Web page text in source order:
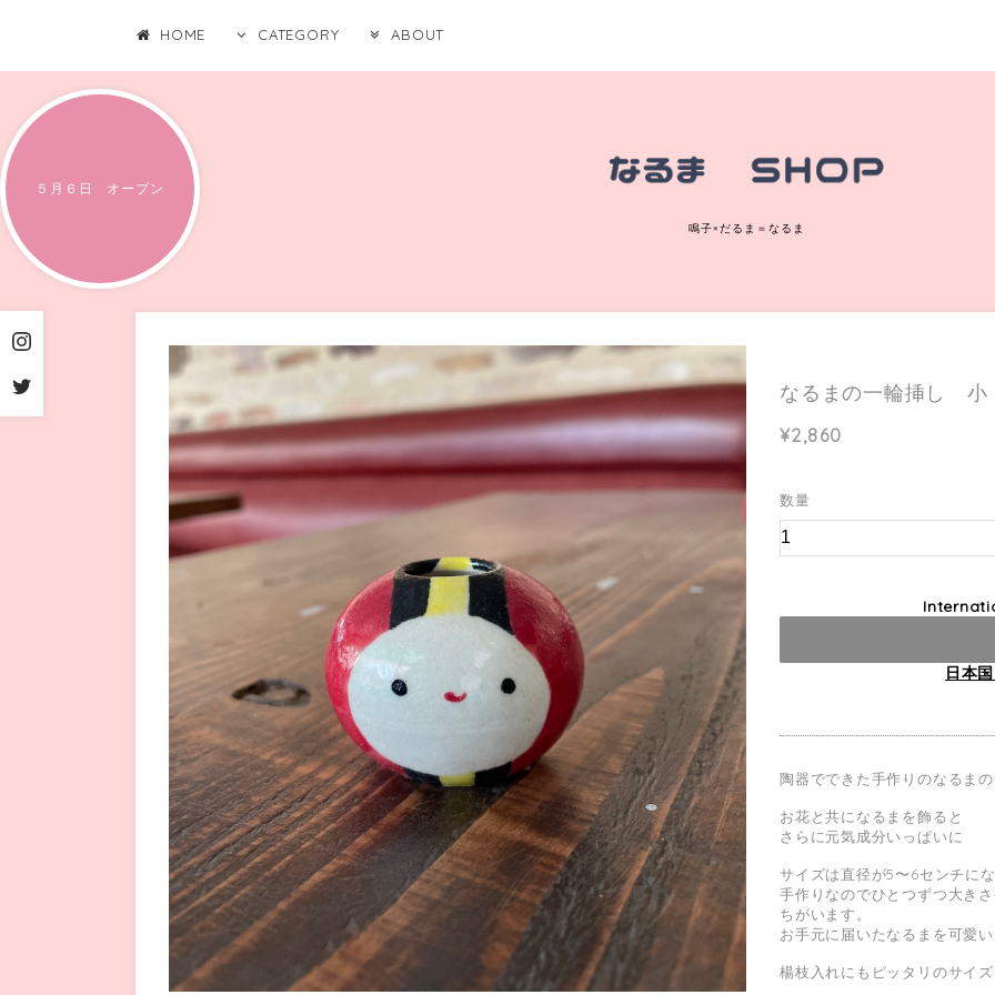
５月６日 オープン
HOME CATEGORY ABOUT
鳴子×だるま＝なるま
なるまの一輪挿し 小
¥2,860
数量
日本
陶器でできた手作りのなるま
お花と共になるまを飾ると
さらに元気成分いっぱいに
サイズは直径が5〜6センチに
手作りなのでひとつずつ大き
ちがいます。
お手元に届いたなるまを可愛
楊枝入れにもピッタリのサイ